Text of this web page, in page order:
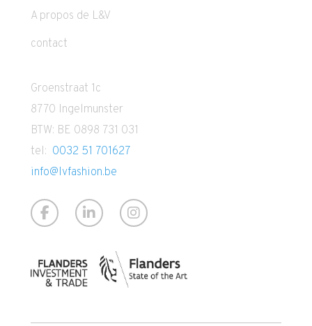
A propos de L&V
contact
Groenstraat 1c
8770 Ingelmunster
BTW: BE 0898 731 031
tel: 0032 51 701627
info@lvfashion.be